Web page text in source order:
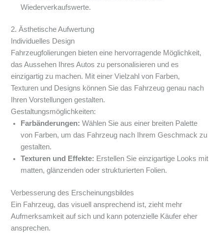
Wiederverkaufswerte.
2. Ästhetische Aufwertung
Individuelles Design
Fahrzeugfolierungen bieten eine hervorragende Möglichkeit,
das Aussehen Ihres Autos zu personalisieren und es
einzigartig zu machen. Mit einer Vielzahl von Farben,
Texturen und Designs können Sie das Fahrzeug genau nach
Ihren Vorstellungen gestalten.
Gestaltungsmöglichkeiten:
Farbänderungen: Wählen Sie aus einer breiten Palette
von Farben, um das Fahrzeug nach Ihrem Geschmack zu
gestalten.
Texturen und Effekte: Erstellen Sie einzigartige Looks mit
matten, glänzenden oder strukturierten Folien.
Verbesserung des Erscheinungsbildes
Ein Fahrzeug, das visuell ansprechend ist, zieht mehr
Aufmerksamkeit auf sich und kann potenzielle Käufer eher
ansprechen.